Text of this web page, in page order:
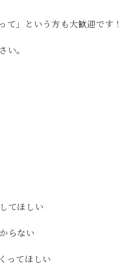
て」という方も大歓迎です！
い。
てほしい
らない
ってほしい